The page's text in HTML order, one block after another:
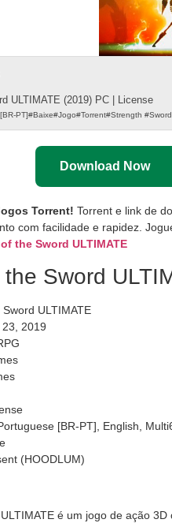
ULTIMATE (2019) PC | License
PT]#Baixe#Jogo#Torrent#Strength #Sword
Download Now
Torrent! Torrent e link de
com facilidade e rapidez.
the Sword ULTIMATE
Sword
ULTIMATE
2019
[BR-PT], English,
(HOODLUM)
é um jogo de ação